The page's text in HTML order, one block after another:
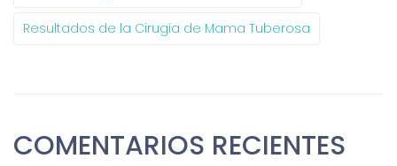
Resultados de la Cirugía de Mama Tuberosa
COMENTARIOS RECIENTES